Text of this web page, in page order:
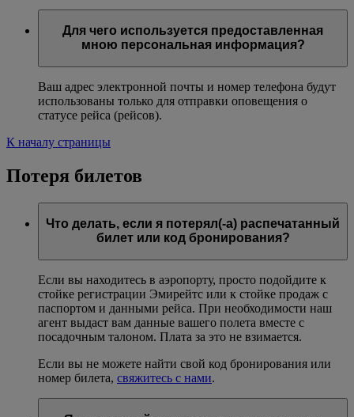
Для чего используется предоставленная
мною персональная информация?
Ваш адрес электронной почты и номер телефона будут
использованы только для отправки оповещения о
статусе рейса (рейсов).
К началу страницы
Потеря билетов
Что делать, если я потерял(-а) распечатанный
билет или код бронирования?
Если вы находитесь в аэропорту, просто подойдите к
стойке регистрации Эмирейтс или к стойке продаж с
паспортом и данными рейса. При необходимости наш
агент выдаст вам данные вашего полета вместе с
посадочным талоном. Плата за это не взимается.
Если вы не можете найти свой код бронирования или
номер билета, свяжитесь с нами.